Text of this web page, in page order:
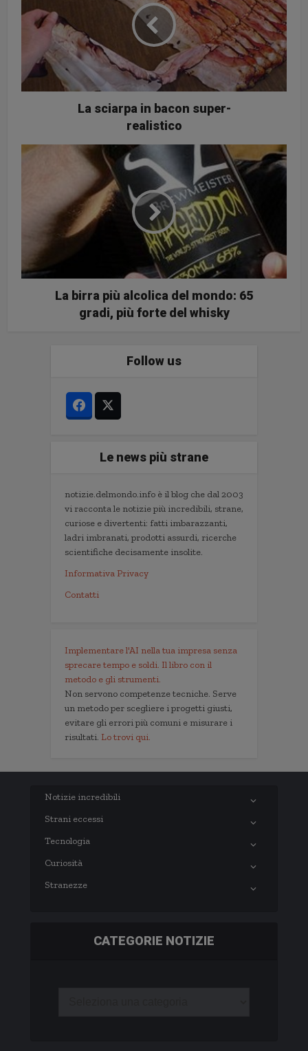
La sciarpa in bacon super-
realistico
La birra più alcolica del mondo: 65
gradi, più forte del whisky
Follow us
Le news più strane
notizie.delmondo.info è il blog che dal 2003
vi racconta le notizie più incredibili, strane,
curiose e divertenti: fatti imbarazzanti,
ladri imbranati, prodotti assurdi, ricerche
scientifiche decisamente insolite.
Informativa Privacy
Contatti
Implementare l'AI nella tua impresa senza
sprecare tempo e soldi. Il libro con il
metodo e gli strumenti.
Non servono competenze tecniche. Serve
un metodo per scegliere i progetti giusti,
evitare gli errori più comuni e misurare i
risultati. Lo trovi qui.
Notizie incredibili
Strani eccessi
Tecnologia
Curiosità
Stranezze
CATEGORIE NOTIZIE